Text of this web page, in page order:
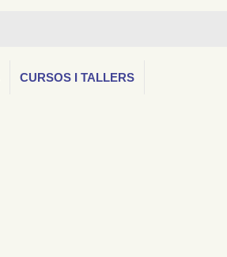
CURSOS I TALLERS